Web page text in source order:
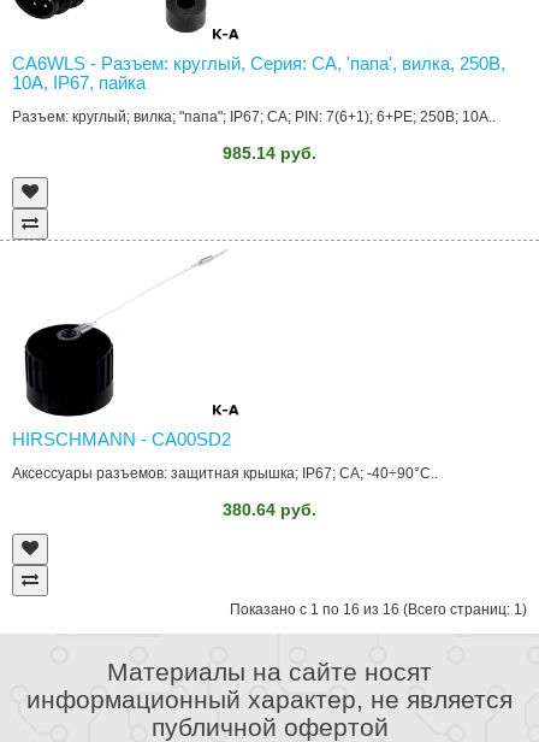
CA6WLS - Разъем: круглый, Серия: CA, 'папа', вилка, 250В,
10А, IP67, пайка
Разъем: круглый; вилка; "папа"; IP67; CA; PIN: 7(6+1); 6+PE; 250В; 10А..
985.14 руб.
HIRSCHMANN - CA00SD2
Аксессуары разъемов: защитная крышка; IP67; CA; -40÷90°C..
380.64 руб.
Показано с 1 по 16 из 16 (Всего страниц: 1)
Материалы на сайте носят
информационный характер, не является
публичной офертой